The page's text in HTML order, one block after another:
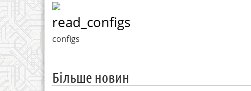
read_configs
configs
Більше новин